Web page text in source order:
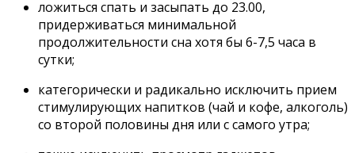
ложиться спать и засыпать до 23.00,
придерживаться минимальной
продолжительности сна хотя бы 6-7,5 часа в
сутки;
категорически и радикально исключить прием
стимулирующих напитков (чай и кофе, алкоголь)
со второй половины дня или с самого утра;